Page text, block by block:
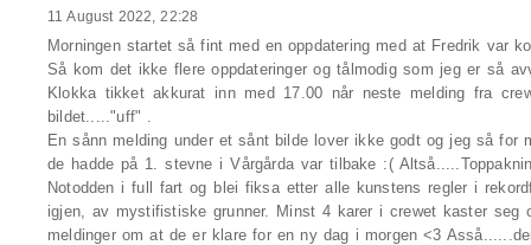
11 August 2022, 22:28
Morningen startet så fint med en oppdatering med at Fredrik var
Så kom det ikke flere oppdateringer og tålmodig som jeg er så
Klokka tikket akkurat inn med 17.00 når neste melding fra
bildet....."uff" .
En sånn melding under et sånt bilde lover ikke godt og jeg så
de hadde på 1. stevne i Vårgårda var tilbake :(
Notodden i full fart og blei fiksa etter alle kunstens regler i
igjen, av mystifistiske grunner. Minst 4 karer i crewet kaster
meldinger om at de er klare for en ny dag i morgen <3